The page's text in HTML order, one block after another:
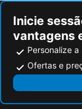
Inicie
vantagens
Personalize
Ofertas e